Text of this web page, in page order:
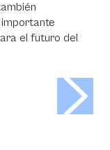
el futuro del